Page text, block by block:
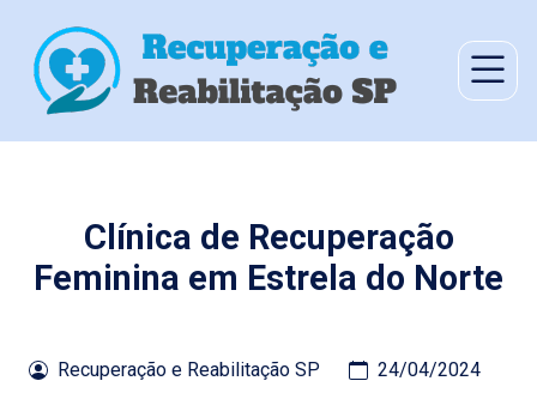
Clínica de Recuperação
Feminina em Estrela do Norte
Recuperação e Reabilitação SP 24/04/2024